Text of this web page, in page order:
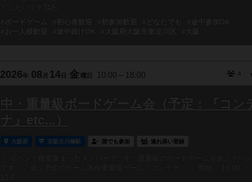
#ボードゲーム
#初心者歓迎 #初参加歓迎 #どなたでも
#途中参加OK
#お一人様歓迎
#途中抜けOK #大阪府大阪市東淀川区 #大阪
2026年 08 月 14 金 曜日 10:00～18:00 4
中・重量級ボードゲーム会（予定：『コンテ
ナ』etc...）
大阪府 京阪古川橋駅 誰でも参加 連れ添い登録